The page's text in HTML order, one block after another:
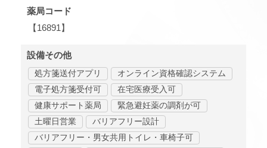
薬局コード
【16891】
設備その他
処方箋送付アプリ
オンライン資格確認システム
電子処方箋受付可
在宅医療受入可
健康サポート薬局
緊急避妊薬の調剤が可
土曜日営業
バリアフリー設計
バリアフリー・男女共用トイレ・車椅子可